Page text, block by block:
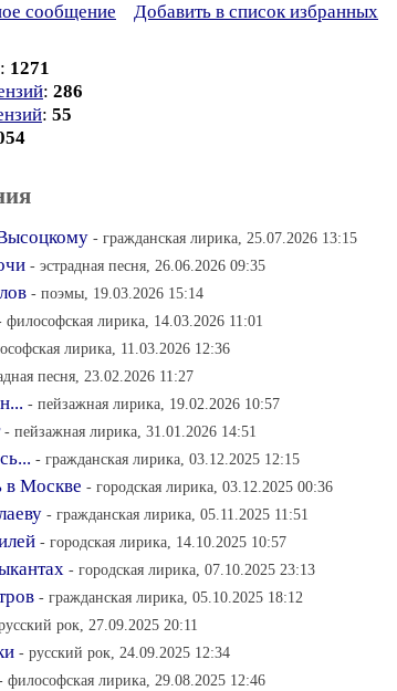
сообщение Добавить в список избранных
1271
: 286
: 55
- гражданская лирика, 25.07.2026 13:15
- эстрадная песня, 26.06.2026 09:35
- поэмы, 19.03.2026 15:14
философская лирика, 14.03.2026 11:01
лирика, 11.03.2026 12:36
песня, 23.02.2026 11:27
- пейзажная лирика, 19.02.2026 10:57
- пейзажная лирика, 31.01.2026 14:51
- гражданская лирика, 03.12.2025 12:15
в Москве - городская лирика, 03.12.2025 00:36
- гражданская лирика, 05.11.2025 11:51
- городская лирика, 14.10.2025 10:57
- городская лирика, 07.10.2025 23:13
- гражданская лирика, 05.10.2025 18:12
рок, 27.09.2025 20:11
- русский рок, 24.09.2025 12:34
философская лирика, 29.08.2025 12:46